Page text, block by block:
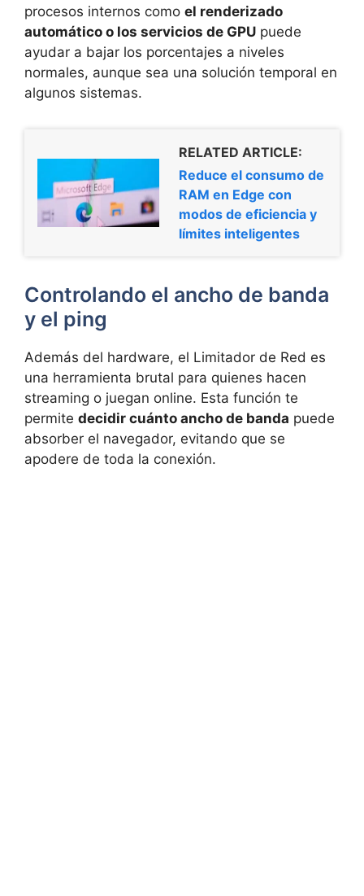
procesos internos como el renderizado
automático o los servicios de GPU puede
ayudar a bajar los porcentajes a niveles
normales, aunque sea una solución temporal en
algunos sistemas.
RELATED ARTICLE:
Reduce el consumo de
RAM en Edge con
modos de eficiencia y
límites inteligentes
Controlando el ancho de banda
y el ping
Además del hardware, el Limitador de Red es
una herramienta brutal para quienes hacen
streaming o juegan online. Esta función te
permite decidir cuánto ancho de banda puede
absorber el navegador, evitando que se
apodere de toda la conexión.